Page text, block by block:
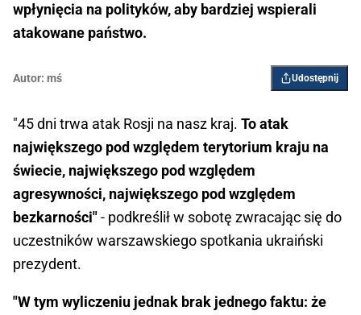
wpłynięcia na polityków, aby bardziej wspierali
atakowane państwo.
Autor: mś Udostępnij
"45 dni trwa atak Rosji na nasz kraj. To atak
największego pod względem terytorium kraju na
świecie, największego pod względem
agresywności, największego pod względem
bezkarności"- podkreślił w sobotę zwracając się do
uczestników warszawskiego spotkania ukraiński
prezydent.
"W tym wyliczeniu jednak brak jednego faktu: że